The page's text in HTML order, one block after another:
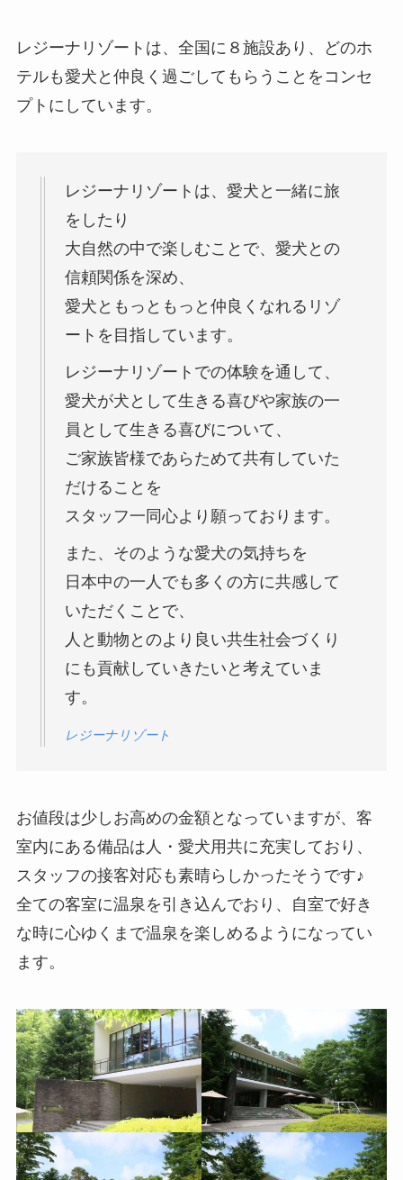
レジーナリゾートは、全国に８施設あり、どのホ
テルも愛犬と仲良く過ごしてもらうことをコンセ
プトにしています。
レジーナリゾートは、愛犬と一緒に旅
をしたり
大自然の中で楽しむことで、愛犬との
信頼関係を深め、
愛犬ともっともっと仲良くなれるリゾ
ートを目指しています。
レジーナリゾートでの体験を通して、
愛犬が犬として生きる喜びや家族の一
員として生きる喜びについて、
ご家族皆様であらためて共有していた
だけることを
スタッフ一同心より願っております。
また、そのような愛犬の気持ちを
日本中の一人でも多くの方に共感して
いただくことで、
人と動物とのより良い共生社会づくり
にも貢献していきたいと考えていま
す。
レジーナリゾート
お値段は少しお高めの金額となっていますが、客
室内にある備品は人・愛犬用共に充実しており、
スタッフの接客対応も素晴らしかったそうです♪
全ての客室に温泉を引き込んでおり、自室で好き
な時に心ゆくまで温泉を楽しめるようになってい
ます。